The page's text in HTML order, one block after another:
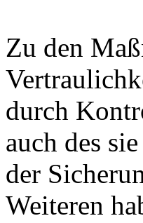
Zu den
durch
auch des
der
Weiteren